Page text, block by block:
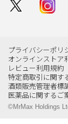
プライバシーポリ
オンラインストア
レビュー利用規約
特定商取引に関す
酒類販売管理者標
医薬品に関するご
©MrMax Holdings